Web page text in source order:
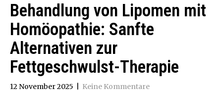
Behandlung von Lipomen mit
Homöopathie: Sanfte
Alternativen zur
Fettgeschwulst-Therapie
12 November 2025 Keine Kommentare